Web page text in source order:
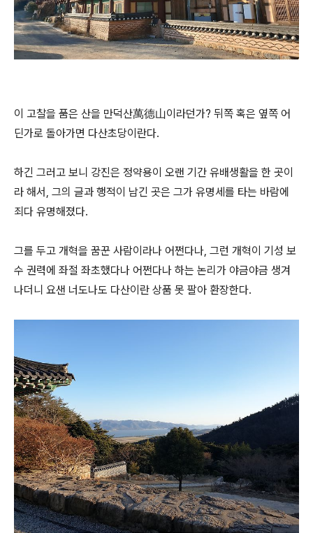
이 고찰을 품은 산을 만덕산萬德山이라던가? 뒤쪽 혹은 옆쪽 어
딘가로 돌아가면 다산초당이란다.
하긴 그러고 보니 강진은 정약용이 오랜 기간 유배생활을 한 곳이
라 해서, 그의 글과 행적이 남긴 곳은 그가 유명세를 타는 바람에
죄다 유명해졌다.
그를 두고 개혁을 꿈꾼 사람이라나 어쩐다나, 그런 개혁이 기성 보
수 권력에 좌절 좌초했다나 어쩐다나 하는 논리가 야금야금 생겨
나더니 요샌 너도나도 다산이란 상품 못 팔아 환장한다.